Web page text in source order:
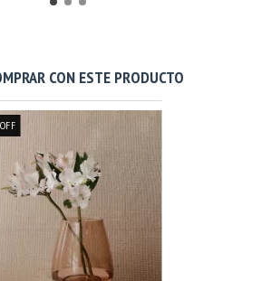
CON ESTE PRODUCTO
OFF